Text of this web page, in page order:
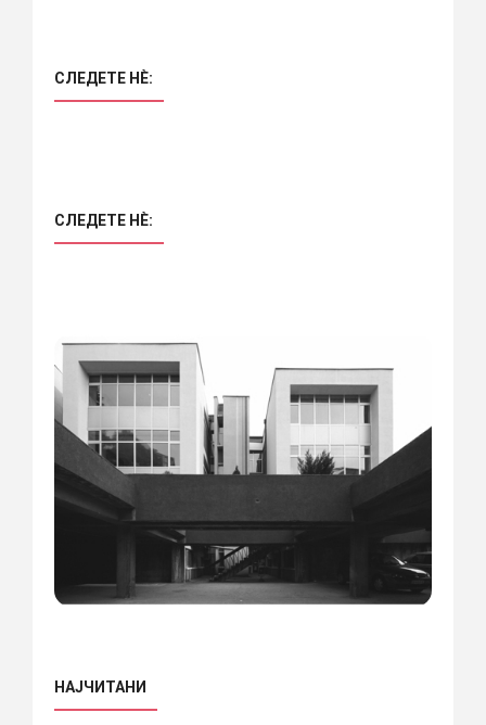
СЛЕДЕТЕ НÈ:
СЛЕДЕТЕ НÈ:
НАЈЧИТАНИ